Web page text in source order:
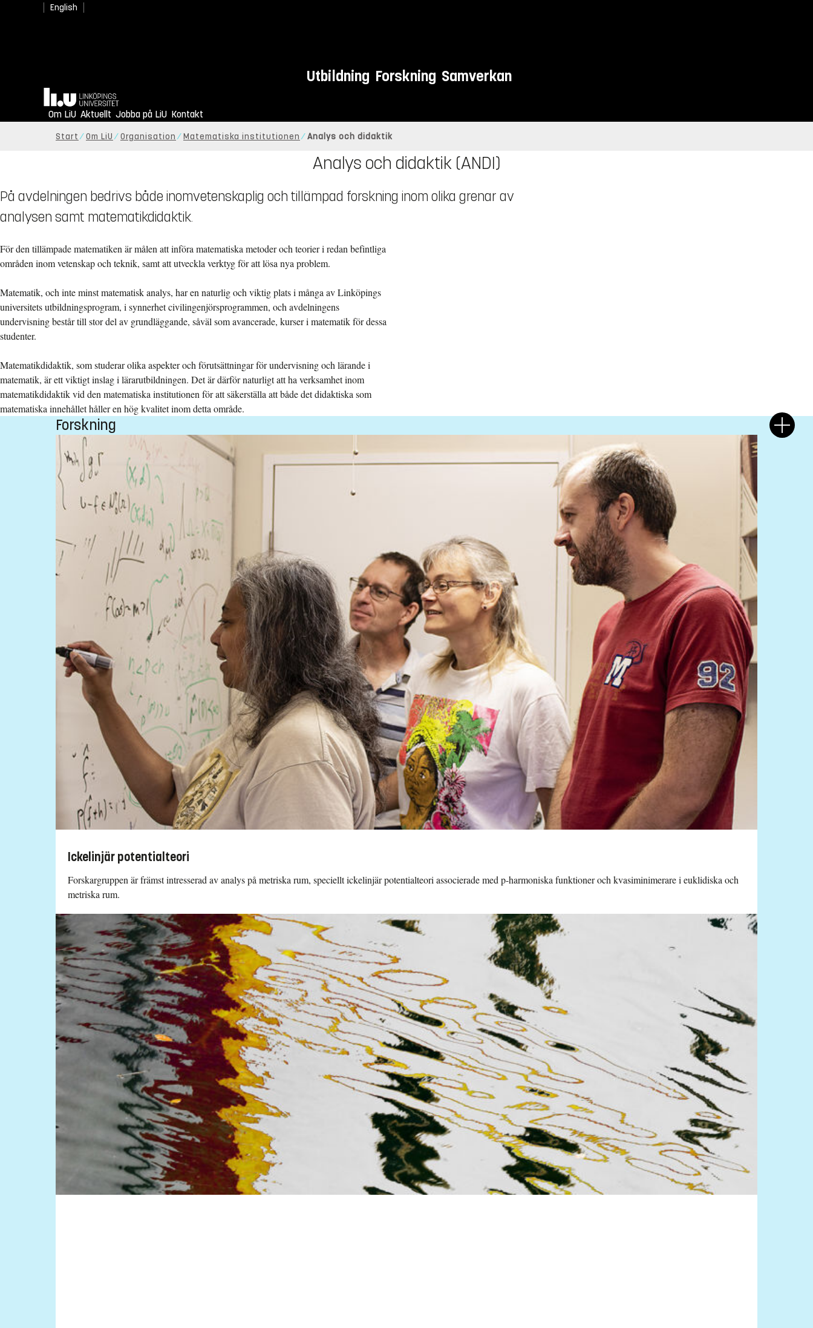
English
Utbildning Forskning Samverkan
Hem
Om LiU Aktuellt Jobba på LiU Kontakt
Start Om LiU Organisation Matematiska institutionen Analys och didaktik
Analys och didaktik (ANDI)
På avdelningen bedrivs både inomvetenskaplig och tillämpad forskning inom olika grenar av
analysen samt matematikdidaktik.
För den tillämpade matematiken är målen att införa matematiska metoder och teorier i redan befintliga
områden inom vetenskap och teknik, samt att utveckla verktyg för att lösa nya problem.
Matematik, och inte minst matematisk analys, har en naturlig och viktig plats i många av Linköpings
universitets utbildningsprogram, i synnerhet civilingenjörsprogrammen, och avdelningens
undervisning består till stor del av grundläggande, såväl som avancerade, kurser i matematik för dessa
studenter.
Matematikdidaktik, som studerar olika aspekter och förutsättningar för undervisning och lärande i
matematik, är ett viktigt inslag i lärarutbildningen. Det är därför naturligt att ha verksamhet inom
matematikdidaktik vid den matematiska institutionen för att säkerställa att både det didaktiska som
matematiska innehållet håller en hög kvalitet inom detta område.
Forskning
Ickelinjär potentialteori
Forskargruppen är främst intresserad av analys på metriska rum, speciellt ickelinjär potentialteori associerade med p-harmoniska funktioner och kvasiminimerare i euklidiska och
metriska rum.